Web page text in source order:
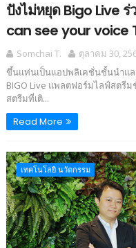
ปังไม่หยุด Bigo Live ร่
can see your voice
Somchai T.
ตุลาคม 30,
ขึ้นแท่นเป็นแอปพลิเคชั่นชั้นนำแล
BIGO Live แพลตฟอร์มไลฟ์สตรี
สตรีมที่เติ...
Read More
เทคโนโลยี นวัตกรรม